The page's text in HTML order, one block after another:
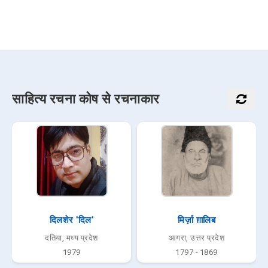
साहित्य रचना कोष से रचनाकार
दिलशेर 'दिल'
दतिया, मध्य प्रदेश
1979
मिर्ज़ा ग़ालिब
आगरा, उत्तर प्रदेश
1797 - 1869